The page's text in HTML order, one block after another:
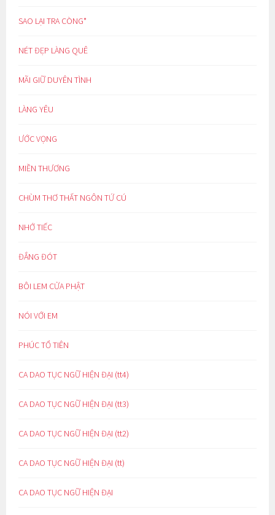
SAO LẠI TRA CÒNG*
NÉT ĐẸP LÀNG QUÊ
MÃI GIỮ DUYÊN TÌNH
LÀNG YÊU
ƯỚC VỌNG
MIỀN THƯƠNG
CHÙM THƠ THẤT NGÔN TỨ CÚ
NHỚ TIẾC
ĐẮNG ĐÓT
BÔI LEM CỬA PHẬT
NÓI VỚI EM
PHÚC TỔ TIÊN
CA DAO TỤC NGỮ HIỆN ĐẠI (tt4)
CA DAO TỤC NGỮ HIỆN ĐẠI (tt3)
CA DAO TỤC NGỮ HIỆN ĐẠI (tt2)
CA DAO TỤC NGỮ HIỆN ĐẠI (tt)
CA DAO TỤC NGỮ HIỆN ĐẠI